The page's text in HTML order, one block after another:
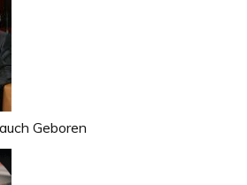
Geboren